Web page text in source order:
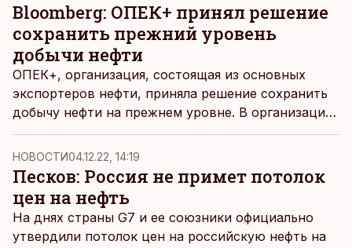
Bloomberg: ОПЕК+ принял решение
сохранить прежний уровень
добычи нефти
ОПЕК+, организация, состоящая из основных
экспортеров нефти, приняла решение сохранить
добычу нефти на прежнем уровне. В организации
хотят взять паузу и тщательно проанализировать
происходящее на мировом рынке, который
находится в неопределенности из-за ограничений
в Китае и потолка на российскую нефть, пишет
Bloomberg.
НОВОСТИ04.12.22, 14:19
Песков: Россия не примет потолок
цен на нефть
На днях страны G7 и ее союзники официально
утвердили потолок цен на российскую нефть на